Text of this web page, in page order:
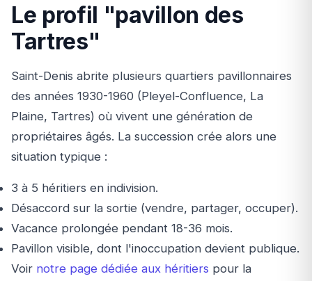
Le profil "pavillon des
Tartres"
Saint-Denis abrite plusieurs quartiers pavillonnaires
des années 1930-1960 (Pleyel-Confluence, La
Plaine, Tartres) où vivent une génération de
propriétaires âgés. La succession crée alors une
situation typique :
3 à 5 héritiers en indivision.
Désaccord sur la sortie (vendre, partager, occuper).
Vacance prolongée pendant 18-36 mois.
Pavillon visible, dont l'inoccupation devient publique.
Voir notre page dédiée aux héritiers pour la